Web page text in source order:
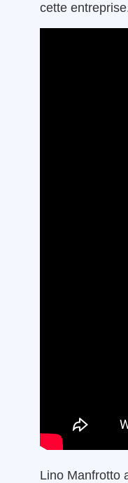
cette
Lino Manfrotto